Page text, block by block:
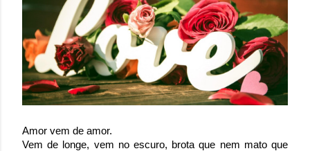
Amor vem de amor.
Vem de longe, vem no escuro, brota que nem mato que